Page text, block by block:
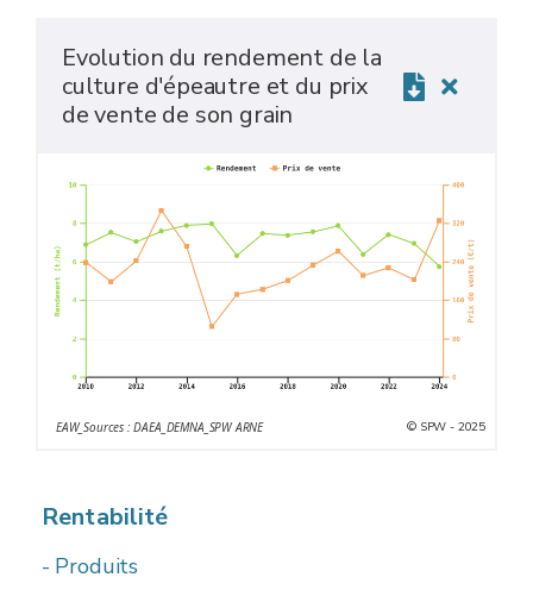
Evolution du rendement de la
culture d'épeautre et du prix
de vente de son grain
EAW_Sources : DAEA_DEMNA_SPW ARNE © SPW - 2025
Rentabilité
- Produits